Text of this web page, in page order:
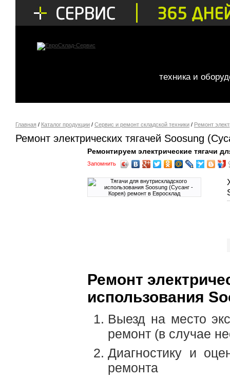
техника и
Главная / Каталог продукции / Сервис и ремонт складской техники / Ремонт
Ремонт электрических тягачей Soosung
Ремонтируем электрические тягачи
Ремонт
использования
Выезд на место
ремонт (в случае
Диагностику и
ремонта